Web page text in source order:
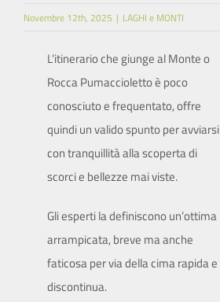
Novembre 12th, 2025 | LAGHI e MONTI
L’itinerario che giunge al Monte o
Rocca Pumaccioletto è poco
conosciuto e frequentato, offre
quindi un valido spunto per avviarsi
con tranquillità alla scoperta di
scorci e bellezze mai viste.
Gli esperti la definiscono un’ottima
arrampicata, breve ma anche
faticosa per via della cima rapida e
discontinua.